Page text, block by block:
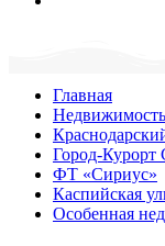
Главная
Недвижимость
Город-Курорт
ФТ «Сириус»
Каспийская
Особенная